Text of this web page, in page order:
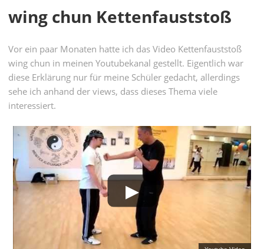
wing chun Kettenfauststoß
Vor ein paar Monaten hatte ich das Video Kettenfauststoß
wing chun in meinen Youtubekanal gestellt. Eigentlich war
diese Erklärung nur für meine Schüler gedacht, allerdings
sehe ich anhand der views, dass dieses Thema viele
interessiert.